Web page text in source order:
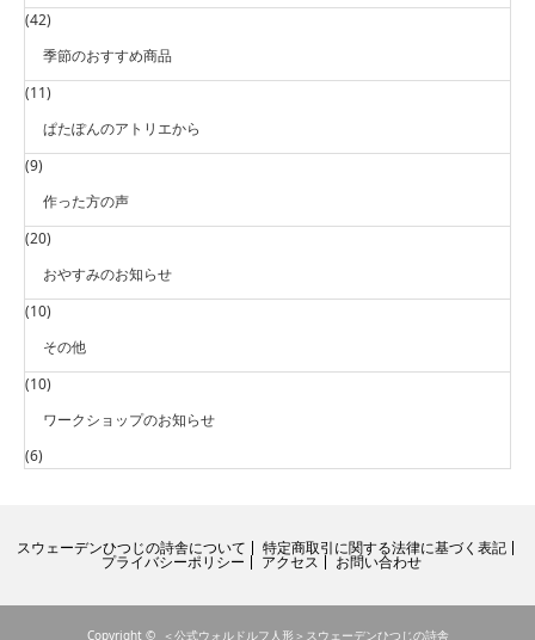
(42)
季節のおすすめ商品
(11)
ぱたぽんのアトリエから
(9)
作った方の声
(20)
おやすみのお知らせ
(10)
その他
(10)
ワークショップのお知らせ
(6)
スウェーデンひつじの詩舎について 特定商取引に関する法律に基づく表記
プライバシーポリシー アクセス お問い合わせ
Copyright © ＜公式ウォルドルフ人形＞スウェーデンひつじの詩舎